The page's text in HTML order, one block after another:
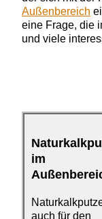
Außenbereich
eine Frage, die
und viele
im
auch für den